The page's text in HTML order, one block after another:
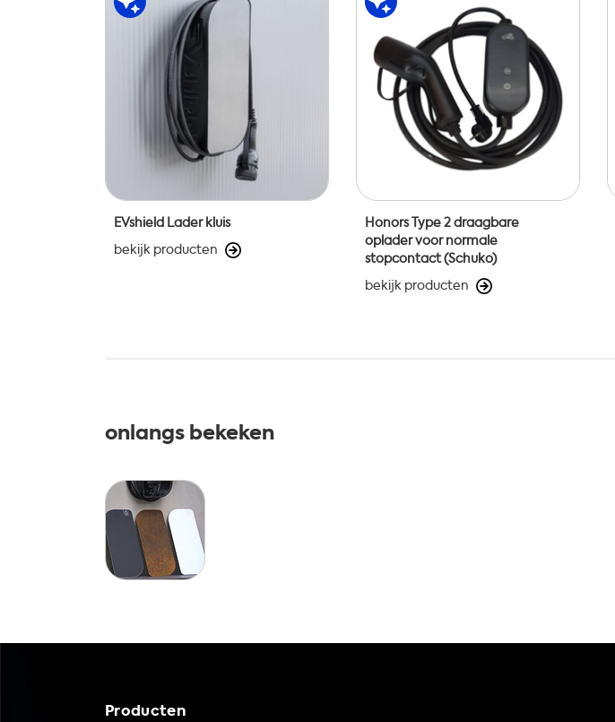
EVshield Lader kluis
bekijk producten
Honors Type 2 draagbare
oplader voor normale
stopcontact (Schuko)
bekijk producten
onlangs bekeken
Producten